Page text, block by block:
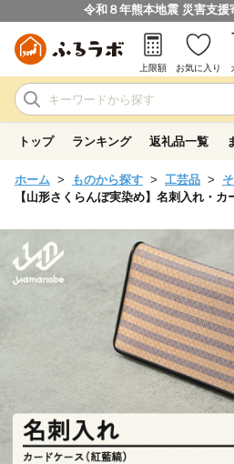
令和８年熊本地震 災害支援
上限額 お気に入り
トップ ランキング 返礼品一覧
ホーム ものから探す 工芸品
【山形さくらんぼ実染め】名刺入れ・